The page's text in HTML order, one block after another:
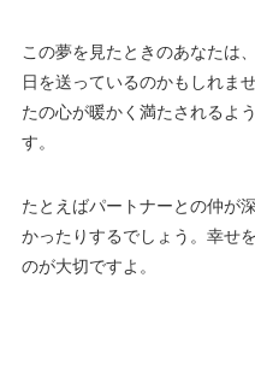
この夢を見たときのあなたは
日を送っているのかもしれま
たの心が暖かく満たされるよ
す。
たとえばパートナーとの仲が
かったりするでしょう。幸せ
のが大切ですよ。